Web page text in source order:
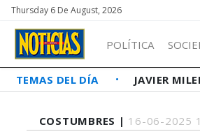
Thursday 6 De August, 2026
POLÍTICA
TEMAS DEL DÍA JAVIER MILEI
COSTUMBRES | 16-06-2025